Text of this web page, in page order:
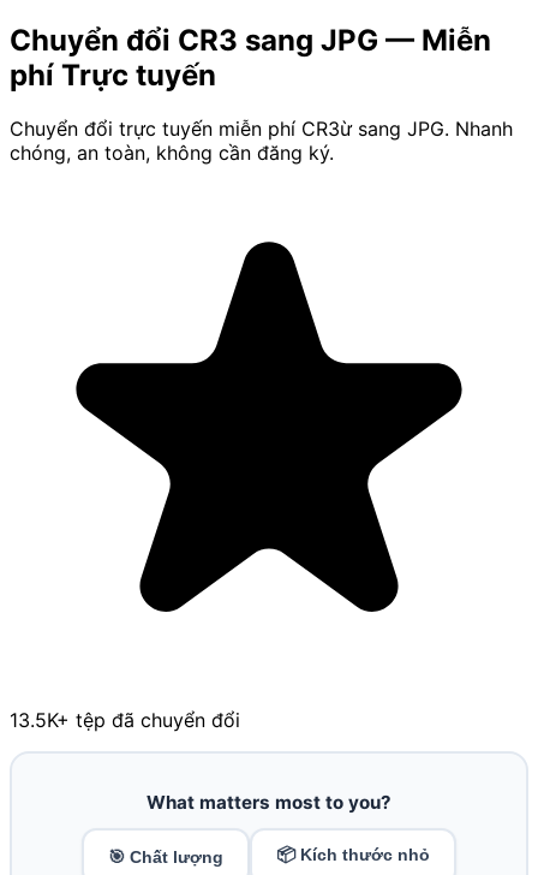
Chuyển đổi CR3 sang JPG — Miễn
phí Trực tuyến
Chuyển đổi trực tuyến miễn phí CR3ừ sang JPG. Nhanh
chóng, an toàn, không cần đăng ký.
13.5K+ tệp đã chuyển đổi
What matters most to you?
🎯 Chất lượng 📦 Kích thước nhỏ